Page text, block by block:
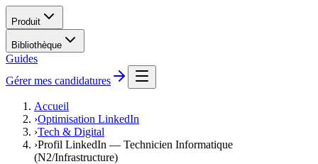
Produit
Bibliothèque
Guides
Gérer mes candidatures
Accueil
›Optimisation LinkedIn
›Tech & Digital
›Profil LinkedIn — Technicien Informatique
(N2/Infrastructure)